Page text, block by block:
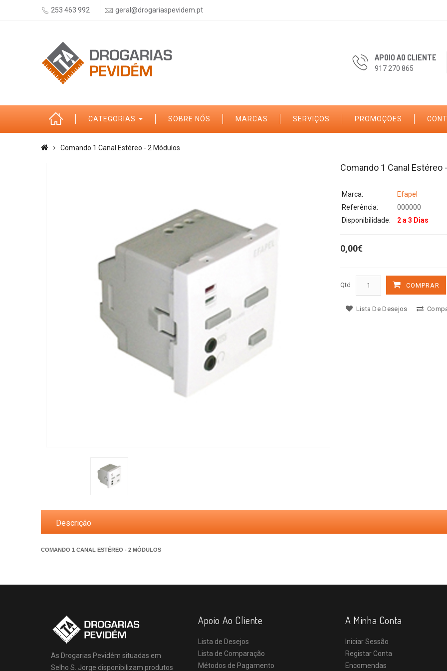
253 463 992 geral@drogariaspevidem.pt
APOIO AO CLIENTE
917 270 865
CATEGORIAS SOBRE NÓS MARCAS SERVIÇOS PROMOÇÕES
Comando 1 Canal Estéreo - 2 Módulos
Comando 1 Canal Estéreo
Marca:
Efapel
Referência:
000000
Disponibilidade:
2 a 3 Dias
0,00€
Qtd COMPRAR
Lista De Desejos
Descrição
COMANDO 1 CANAL ESTÉREO - 2 MÓDULOS
As Drogarias Pevidém situadas em
Selho S. Jorge disponibilizam produtos
Apoio Ao Cliente
Lista de Desejos
Lista de Comparação
Métodos de Pagamento
A Minha Conta
Iniciar Sessão
Registar Conta
Encomendas